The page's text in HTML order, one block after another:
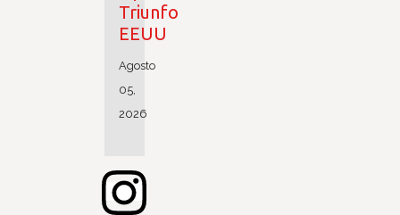
Triunfo
EEUU
Agosto
05,
2026